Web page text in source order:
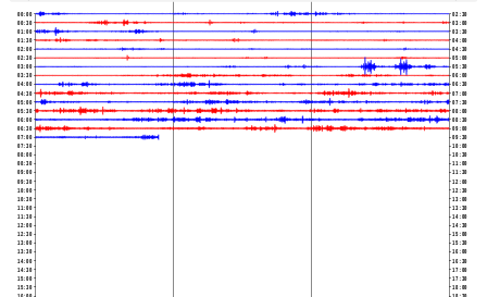
00:00
00:30
01:00
01:30
02:00
02:30
03:00
03:30
04:00
04:30
05:00
05:30
06:00
06:30
07:00
07:30
08:00
08:30
09:00
09:30
10:00
10:30
11:00
11:30
12:00
12:30
13:00
13:30
14:00
14:30
15:00
15:30
02:30
03:00
03:30
04:00
04:30
05:00
05:30
06:00
06:30
07:00
07:30
08:00
08:30
09:00
09:30
10:00
10:30
11:00
11:30
12:00
12:30
13:00
13:30
14:00
14:30
15:00
15:30
16:00
16:30
17:00
17:30
18:00